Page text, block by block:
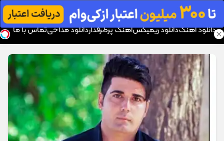
موزیک تار
دانلود آهنگدانلود ریمیکسآهنگ پرطرفداردانلود مداحیتماس با ما